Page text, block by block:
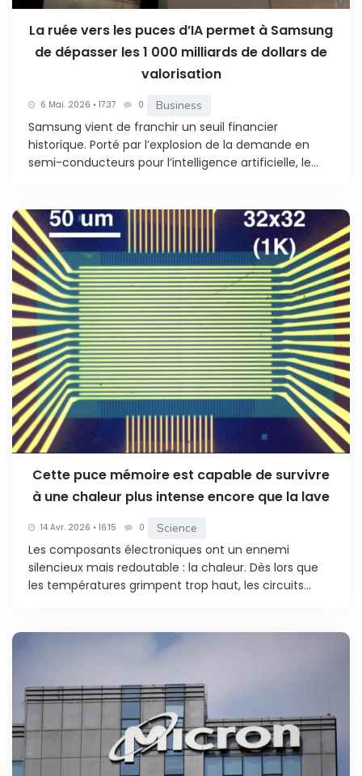
La ruée vers les puces d’IA permet à Samsung
de dépasser les 1 000 milliards de dollars de
valorisation
6 Mai. 2026 • 17:37 0 Business
Samsung vient de franchir un seuil financier
historique. Porté par l’explosion de la demande en
semi-conducteurs pour l’intelligence artificielle, le...
Cette puce mémoire est capable de survivre
à une chaleur plus intense encore que la lave
14 Avr. 2026 • 16:15 0 Science
Les composants électroniques ont un ennemi
silencieux mais redoutable : la chaleur. Dès lors que
les températures grimpent trop haut, les circuits...